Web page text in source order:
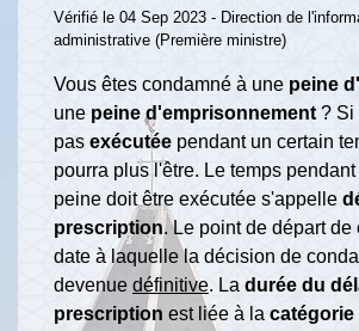
Vérifié le 04 Sep 2023 - Direction de
administrative (Première ministre)
Vous êtes condamné à une peine
une peine d'emprisonnement? Si
pas exécutée pendant un certain
pourra plus l'être. Le temps
peine doit être exécutée s'appelle
prescription. Le point de départ de
date à laquelle la décision de
devenue définitive. La durée du
prescription est liée à la catégorie